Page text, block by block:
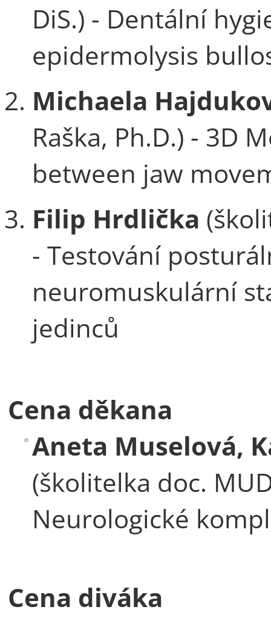
DiS.) - Dentální
epidermolysis
Michaela
Raška, Ph.D.) - 3D
between jaw
Filip Hrdlička
- Testování
neuromuskulární
jedinců
Cena děkana
Aneta Muselová,
(školitelka doc.
Neurologické
Cena diváka